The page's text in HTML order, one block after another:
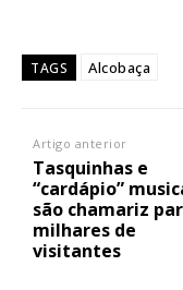
TAGS Alcobaça
Artigo anterior
Tasquinhas e
“cardápio”
são chamariz
milhares de
visitantes